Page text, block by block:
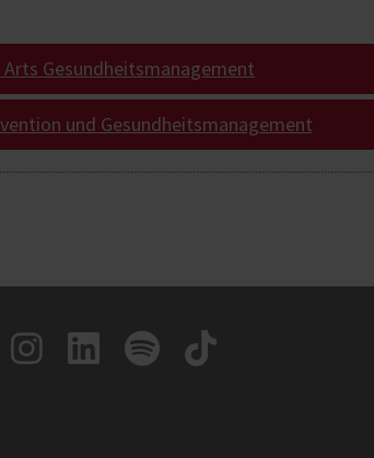
Gesundheitsmanagement
und Gesundheitsmanagement